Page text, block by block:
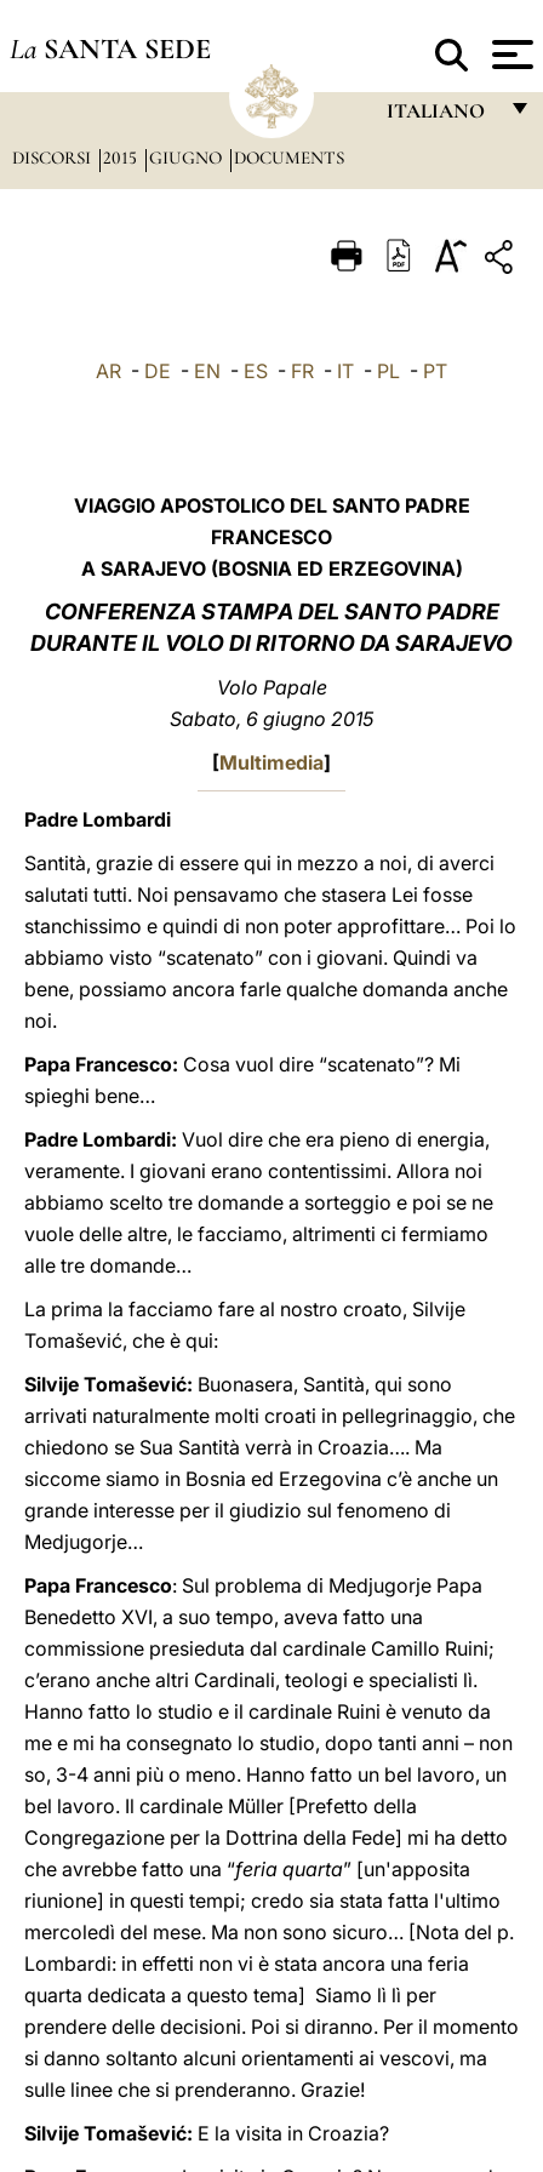
La SANTA SEDE
ITALIANO
ITALIANO
LATINE
DISCORSI 2015 GIUGNO DOCUMENTS
AR - DE - EN - ES - FR - IT - PL - PT
VIAGGIO APOSTOLICO DEL SANTO PADRE
FRANCESCO
A SARAJEVO (BOSNIA ED ERZEGOVINA)
CONFERENZA STAMPA DEL SANTO PADRE
DURANTE IL VOLO DI RITORNO DA SARAJEVO
Volo Papale
Sabato, 6 giugno 2015
[Multimedia]
Padre Lombardi
Santità, grazie di essere qui in mezzo a noi, di averci
salutati tutti. Noi pensavamo che stasera Lei fosse
stanchissimo e quindi di non poter approfittare… Poi lo
abbiamo visto “scatenato” con i giovani. Quindi va
bene, possiamo ancora farle qualche domanda anche
noi.
Papa Francesco: Cosa vuol dire “scatenato”? Mi
spieghi bene…
Padre Lombardi: Vuol dire che era pieno di energia,
veramente. I giovani erano contentissimi. Allora noi
abbiamo scelto tre domande a sorteggio e poi se ne
vuole delle altre, le facciamo, altrimenti ci fermiamo
alle tre domande…
La prima la facciamo fare al nostro croato, Silvije
Tomašević, che è qui:
Silvije Tomašević: Buonasera, Santità, qui sono
arrivati naturalmente molti croati in pellegrinaggio, che
chiedono se Sua Santità verrà in Croazia…. Ma
siccome siamo in Bosnia ed Erzegovina c’è anche un
grande interesse per il giudizio sul fenomeno di
Medjugorje…
Papa Francesco: Sul problema di Medjugorje Papa
Benedetto XVI, a suo tempo, aveva fatto una
commissione presieduta dal cardinale Camillo Ruini;
c’erano anche altri Cardinali, teologi e specialisti lì.
Hanno fatto lo studio e il cardinale Ruini è venuto da
me e mi ha consegnato lo studio, dopo tanti anni – non
so, 3-4 anni più o meno. Hanno fatto un bel lavoro, un
bel lavoro. Il cardinale Müller [Prefetto della
Congregazione per la Dottrina della Fede] mi ha detto
che avrebbe fatto una “feria quarta” [un'apposita
riunione] in questi tempi; credo sia stata fatta l'ultimo
mercoledì del mese. Ma non sono sicuro… [Nota del p.
Lombardi: in effetti non vi è stata ancora una feria
quarta dedicata a questo tema] Siamo lì lì per
prendere delle decisioni. Poi si diranno. Per il momento
si danno soltanto alcuni orientamenti ai vescovi, ma
sulle linee che si prenderanno. Grazie!
Silvije Tomašević: E la visita in Croazia?